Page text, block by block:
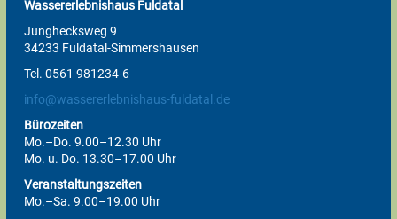
Wassererlebnishaus Fuldatal
Junghecksweg 9
34233 Fuldatal-Simmershausen
Tel. 0561 981234-6
info@wassererlebnishaus-fuldatal.de
Bürozeiten
Mo.–Do. 9.00–12.30 Uhr
Mo. u. Do. 13.30–17.00 Uhr
Veranstaltungszeiten
Mo.–Sa. 9.00–19.00 Uhr